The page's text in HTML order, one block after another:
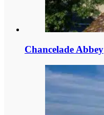
Chancelade Abbey